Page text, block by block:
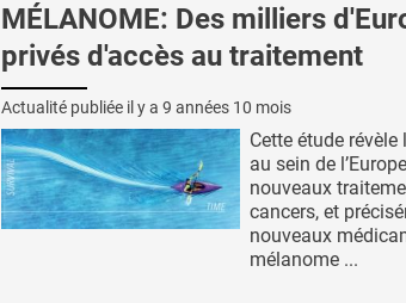
MÉLANOME: Des milliers
privés d'accès au traitement
Actualité publiée il y a 9 années 10 mois
Cette étude
au sein de
nouveaux
cancers, et
nouveaux
mélanome ...